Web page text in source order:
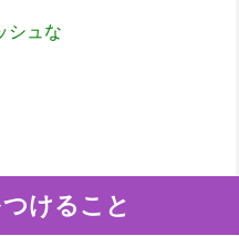
シュな
けること